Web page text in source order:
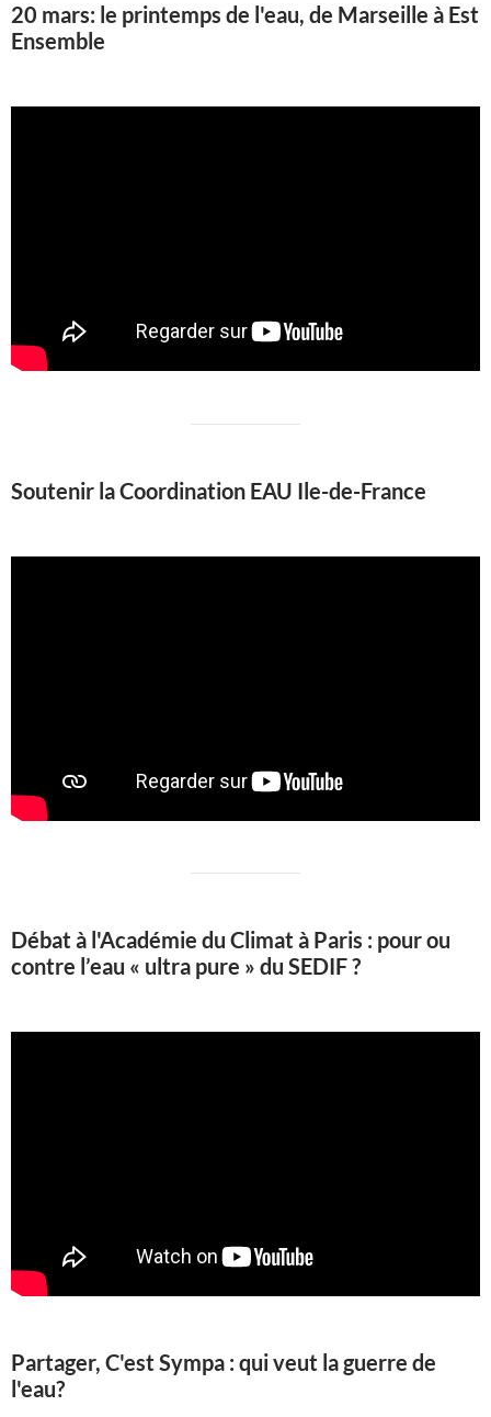
20 mars: le printemps de l'eau, de Marseille à Est
Ensemble
Soutenir la Coordination EAU Ile-de-France
Débat à l'Académie du Climat à Paris : pour ou
contre l’eau « ultra pure » du SEDIF ?
Partager, C'est Sympa : qui veut la guerre de
l'eau?